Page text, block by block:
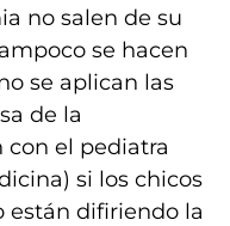
no salen de su
se hacen
se aplican las
de la
con el pediatra
si los chicos
están difiriendo la